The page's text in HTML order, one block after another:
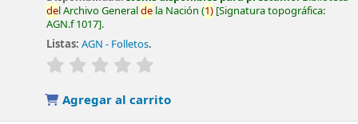
del Archivo Generalde la Nación (1) Signatura topográfica:
AGN.f 1017 .
Listas: AGN - Folletos.
valoración
Agregar al carrito